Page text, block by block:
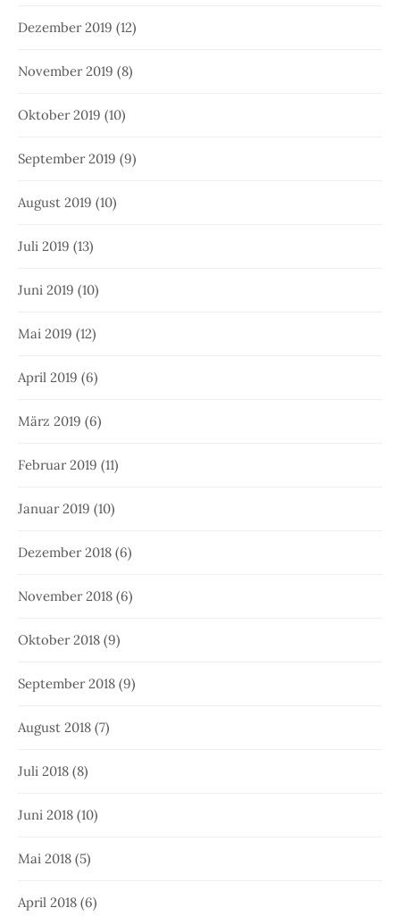
Dezember 2019 (12)
November 2019 (8)
Oktober 2019 (10)
September 2019 (9)
August 2019 (10)
Juli 2019 (13)
Juni 2019 (10)
Mai 2019 (12)
April 2019 (6)
März 2019 (6)
Februar 2019 (11)
Januar 2019 (10)
Dezember 2018 (6)
November 2018 (6)
Oktober 2018 (9)
September 2018 (9)
August 2018 (7)
Juli 2018 (8)
Juni 2018 (10)
Mai 2018 (5)
April 2018 (6)